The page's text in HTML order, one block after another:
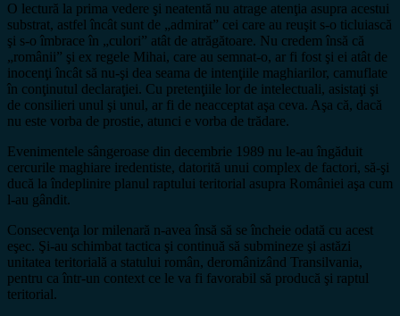
O lectură la prima vedere şi neatentă nu atrage atenţia asupra acestui
substrat, astfel încât sunt de „admirat” cei care au reuşit s-o ticluiască
şi s-o îmbrace în „culori” atât de atrăgătoare. Nu credem însă că
„românii” şi ex regele Mihai, care au semnat-o, ar fi fost şi ei atât de
inocenţi încât să nu-şi dea seama de intenţiile maghiarilor, camuflate
în conţinutul declaraţiei. Cu pretenţiile lor de intelectuali, asistaţi şi
de consilieri unul şi unul, ar fi de neacceptat aşa ceva. Aşa că, dacă
nu este vorba de prostie, atunci e vorba de trădare.
Evenimentele sângeroase din decembrie 1989 nu le-au îngăduit
cercurile maghiare iredentiste, datorită unui complex de factori, să-şi
ducă la îndeplinire planul raptului teritorial asupra României aşa cum
l-au gândit.
Consecvenţa lor milenară n-avea însă să se încheie odată cu acest
eşec. Şi-au schimbat tactica şi continuă să submineze şi astăzi
unitatea teritorială a statului român, deromânizând Transilvania,
pentru ca într-un context ce le va fi favorabil să producă şi raptul
teritorial.